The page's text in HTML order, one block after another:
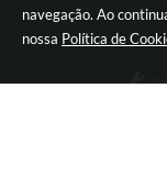
navegação. Ao
nossa Política de